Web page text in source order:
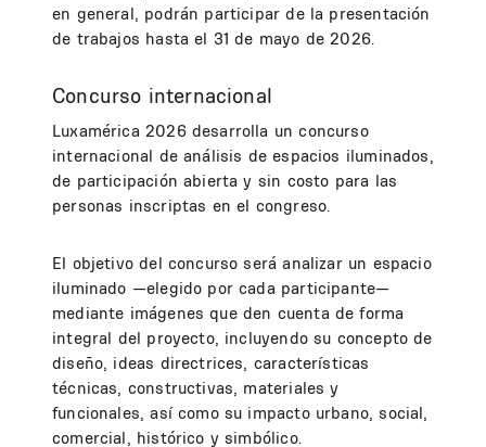
en general, podrán participar de la presentación
de trabajos hasta el 31 de mayo de 2026.
Concurso internacional
Luxamérica 2026 desarrolla un concurso
internacional de análisis de espacios iluminados,
de participación abierta y sin costo para las
personas inscriptas en el congreso.
El objetivo del concurso será analizar un espacio
iluminado —elegido por cada participante—
mediante imágenes que den cuenta de forma
integral del proyecto, incluyendo su concepto de
diseño, ideas directrices, características
técnicas, constructivas, materiales y
funcionales, así como su impacto urbano, social,
comercial, histórico y simbólico.